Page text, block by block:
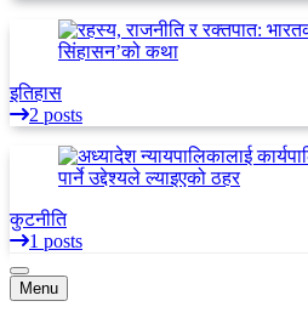
इतिहास
2 posts
कुटनीति
1 posts
Menu